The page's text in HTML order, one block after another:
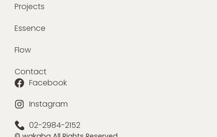
Projects
Essence
Flow
Contact
Facebook
Instagram
02-2984-2152